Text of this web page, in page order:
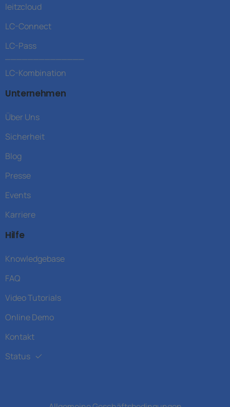
leitzcloud
LC-Connect
LC-Pass
______________
LC-Kombination
Unternehmen
Über Uns
Sicherheit
Blog
Presse
Events
Karriere
Hilfe
Knowledgebase
FAQ
Video Tutorials
Online Demo
Kontakt
Status